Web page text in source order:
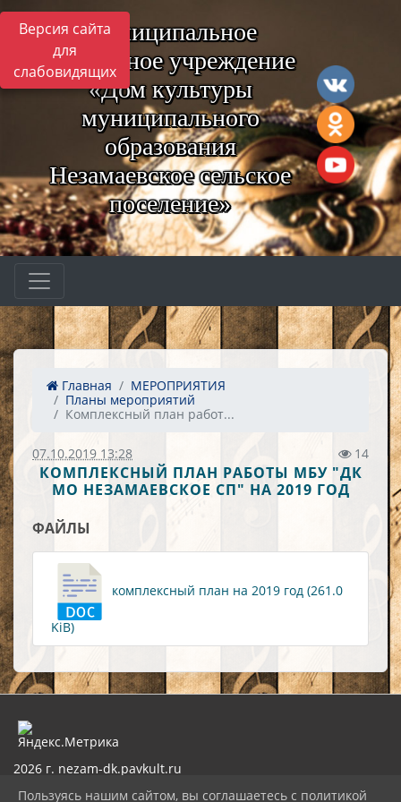
Версия сайта
для
слабовидящих
Муниципальное
бюджетное учреждение
«Дом культуры
муниципального
образования
Незамаевское сельское
поселение»
Главная
МЕРОПРИЯТИЯ
Планы мероприятий
Комплексный план работ...
07.10.2019 13:28 14
КОМПЛЕКСНЫЙ ПЛАН РАБОТЫ МБУ "ДК
МО НЕЗАМАЕВСКОЕ СП" НА 2019 ГОД
ФАЙЛЫ
комплексный план на 2019 год (261.0
KiB)
2026 г. nezam-dk.pavkult.ru
Карта сайта
Пользуясь нашим сайтом, вы соглашаетесь с политикой